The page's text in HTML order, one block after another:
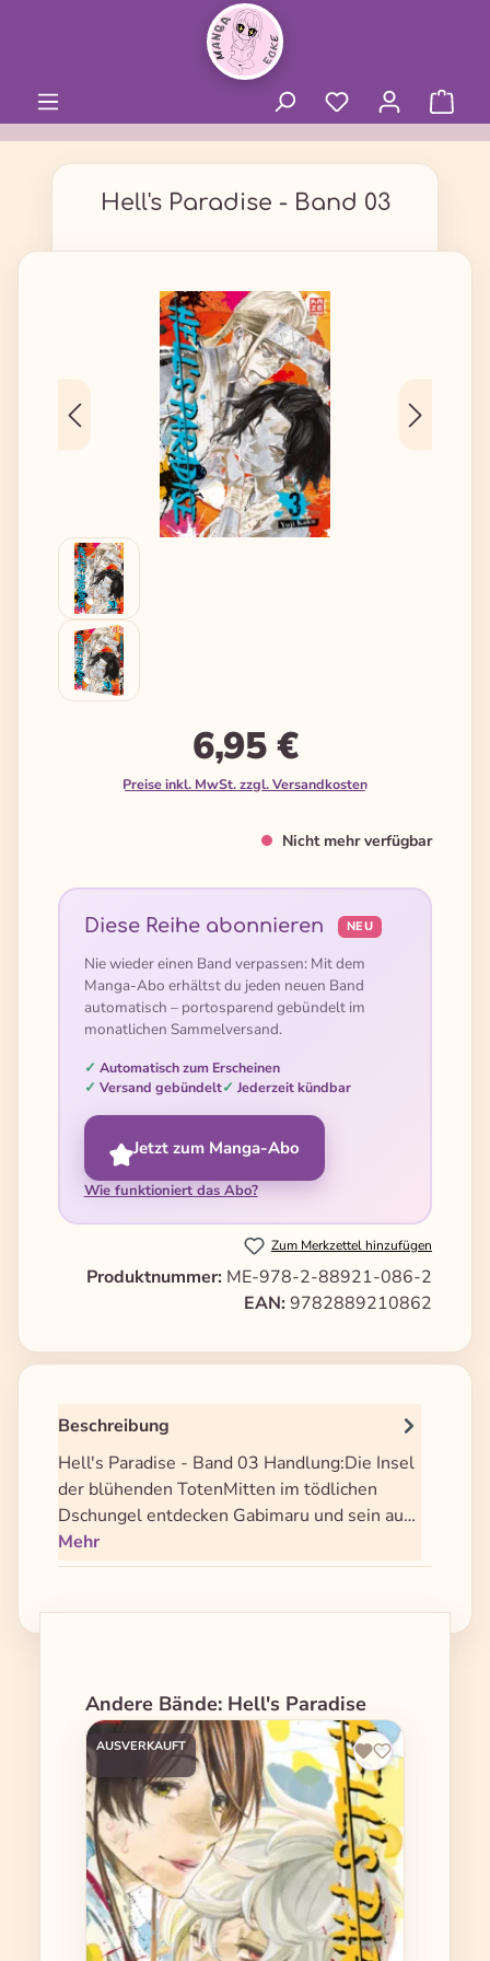
Hell's Paradise - Band 03
Bildergalerie überspringen
6,95 €
Preise inkl. MwSt. zzgl. Versandkosten
Nicht mehr verfügbar
Diese Reihe abonnieren NEU
Nie wieder einen Band verpassen: Mit dem
Manga-Abo erhältst du jeden neuen Band
automatisch – portosparend gebündelt im
monatlichen Sammelversand.
Automatisch zum Erscheinen
Versand gebündelt
Jederzeit kündbar
Jetzt zum Manga-Abo
Wie funktioniert das Abo?
Zum Merkzettel hinzufügen
Produktnummer: ME-978-2-88921-086-2
EAN: 9782889210862
Beschreibung
Hell's Paradise - Band 03 Handlung:Die Insel
der blühenden TotenMitten im tödlichen
Dschungel entdecken Gabimaru und sein au…
Mehr
Produktgalerie überspringen
Andere Bände: Hell's Paradise
AUSVERKAUFT